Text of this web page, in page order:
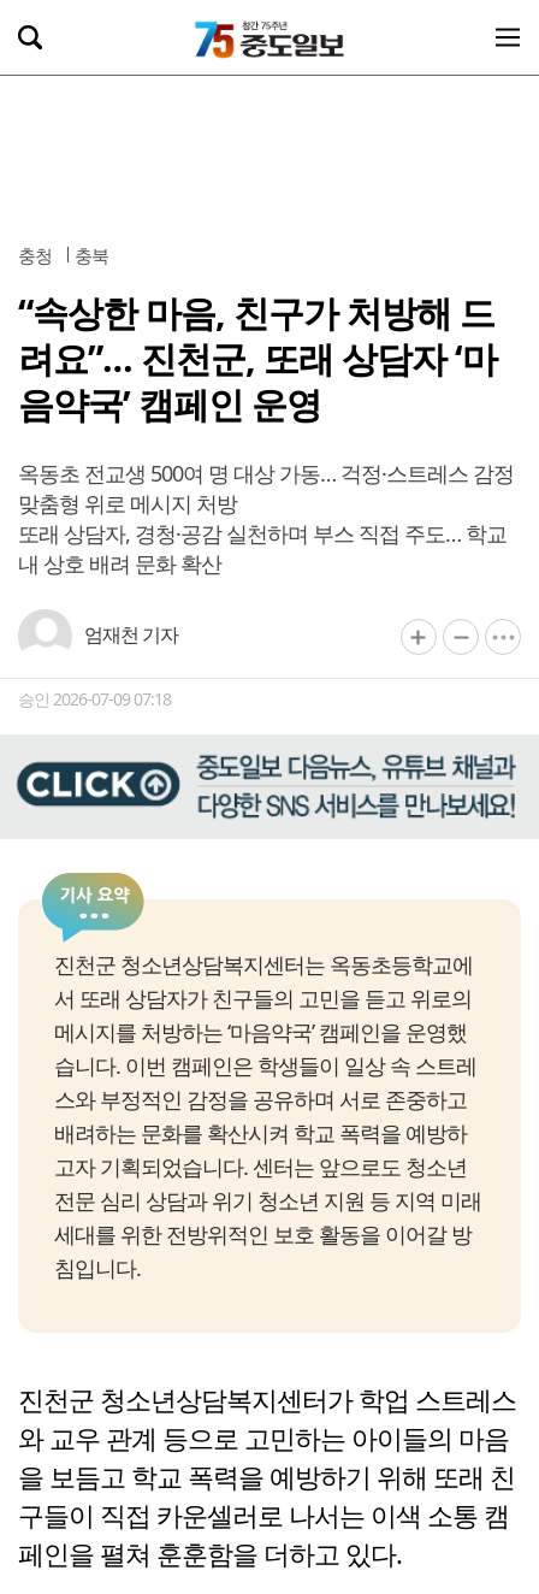
충청 충북
“속상한 마음, 친구가 처방해 드
려요”… 진천군, 또래 상담자 ‘마
음약국’ 캠페인 운영
옥동초 전교생 500여 명 대상 가동… 걱정·스트레스 감정
맞춤형 위로 메시지 처방
또래 상담자, 경청·공감 실천하며 부스 직접 주도… 학교
내 상호 배려 문화 확산
엄재천 기자
승인 2026-07-09 07:18
진천군 청소년상담복지센터는 옥동초등학교에
서 또래 상담자가 친구들의 고민을 듣고 위로의
메시지를 처방하는 ‘마음약국’ 캠페인을 운영했
습니다. 이번 캠페인은 학생들이 일상 속 스트레
스와 부정적인 감정을 공유하며 서로 존중하고
배려하는 문화를 확산시켜 학교 폭력을 예방하
고자 기획되었습니다. 센터는 앞으로도 청소년
전문 심리 상담과 위기 청소년 지원 등 지역 미래
세대를 위한 전방위적인 보호 활동을 이어갈 방
침입니다.
진천군 청소년상담복지센터가 학업 스트레스
와 교우 관계 등으로 고민하는 아이들의 마음
을 보듬고 학교 폭력을 예방하기 위해 또래 친
구들이 직접 카운셀러로 나서는 이색 소통 캠
페인을 펼쳐 훈훈함을 더하고 있다.